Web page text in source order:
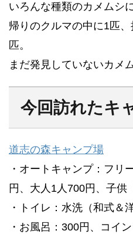
いろんな種類のカメムシ
帰りのクルマの中に1匹
匹。
まだ発見していないカメ
今回訪れたキ
道志の森キャンプ場
・オートキャンプ：フリ
円、大人1人700円、子供
・トイレ：水洗（和式＆
・お風呂：300円、コイ